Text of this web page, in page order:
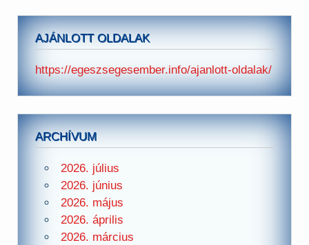
AJÁNLOTT OLDALAK
https://egeszsegesember.info/ajanlott-oldalak/
ARCHÍVUM
2026. július
2026. június
2026. május
2026. április
2026. március